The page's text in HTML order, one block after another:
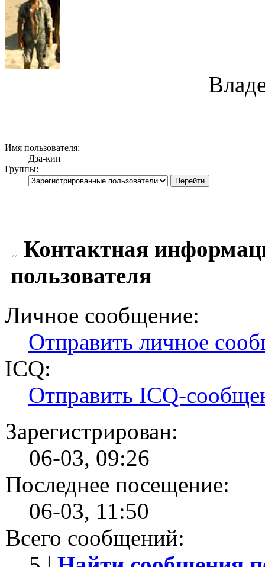
Имя пользователя:
Дза-кин
Группы:
Контактная
пользователя
Личное сообщение:
Отправить личное
ICQ:
Отправить ICQ-
Зарегистрирован:
06-03, 09:26
Последнее посещение:
06-03, 11:50
Всего сообщений: